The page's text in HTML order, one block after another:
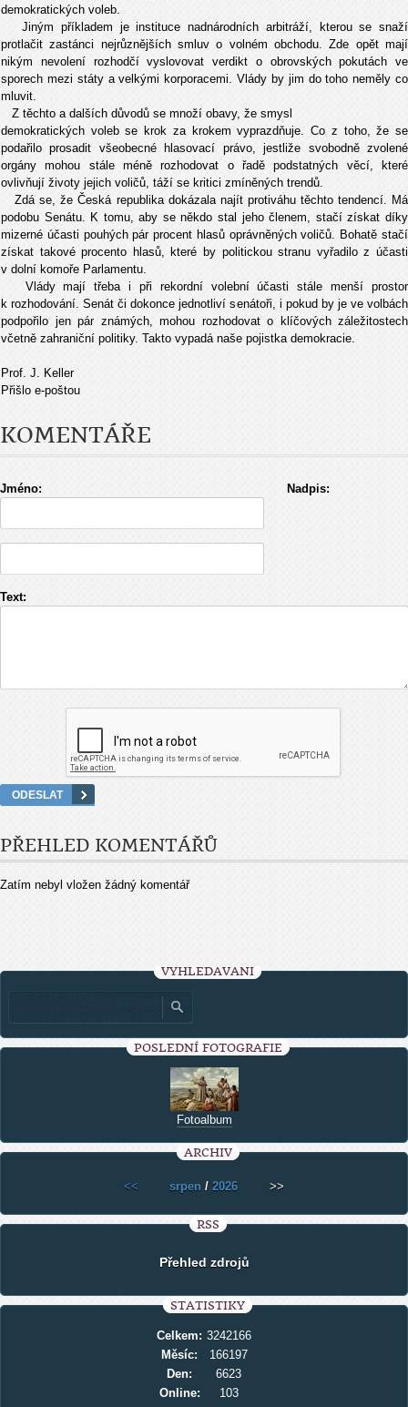
demokratických voleb.
Jiným příkladem je instituce nadnárodních arbitráží, kterou se snaží
protlačit zastánci nejrůznějších smluv o volném obchodu. Zde opět mají
nikým nevolení rozhodčí vyslovovat verdikt o obrovských pokutách ve
sporech mezi státy a velkými korporacemi. Vlády by jim do toho neměly co
mluvit.
Z těchto a dalších důvodů se množí obavy, že smysl
demokratických voleb se krok za krokem vyprazdňuje. Co z toho, že se
podařilo prosadit všeobecné hlasovací právo, jestliže svobodně zvolené
orgány mohou stále méně rozhodovat o řadě podstatných věcí, které
ovlivňují životy jejich voličů, táží se kritici zmíněných trendů.
Zdá se, že Česká republika dokázala najít protiváhu těchto tendencí. Má
podobu Senátu. K tomu, aby se někdo stal jeho členem, stačí získat díky
mizerné účasti pouhých pár procent hlasů oprávněných voličů. Bohatě stačí
získat takové procento hlasů, které by politickou stranu vyřadilo z účasti
v dolní komoře Parlamentu.
Vlády mají třeba i při rekordní volební účasti stále menší prostor
k rozhodování. Senát či dokonce jednotliví senátoři, i pokud by je ve volbách
podpořilo jen pár známých, mohou rozhodovat o klíčových záležitostech
včetně zahraniční politiky. Takto vypadá naše pojistka demokracie.
Prof. J. Keller
Přišlo e-poštou
KOMENTÁŘE
Jméno: Nadpis:
Text:
PŘEHLED KOMENTÁŘŮ
Zatím nebyl vložen žádný komentář
VYHLEDÁVÁNÍ
POSLEDNÍ FOTOGRAFIE
Fotoalbum
ARCHIV
<< srpen / 2026 >>
RSS
Přehled zdrojů
STATISTIKY
Online: 103
Celkem: 3242166
Měsíc:
166197
Den:
6623